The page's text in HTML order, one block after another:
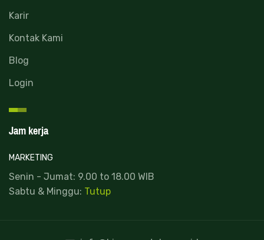
Karir
Kontak Kami
Blog
Login
Jam kerja
MARKETING
Senin - Jumat: 9.00 to 18.00 WIB
Sabtu & Minggu: Tutup